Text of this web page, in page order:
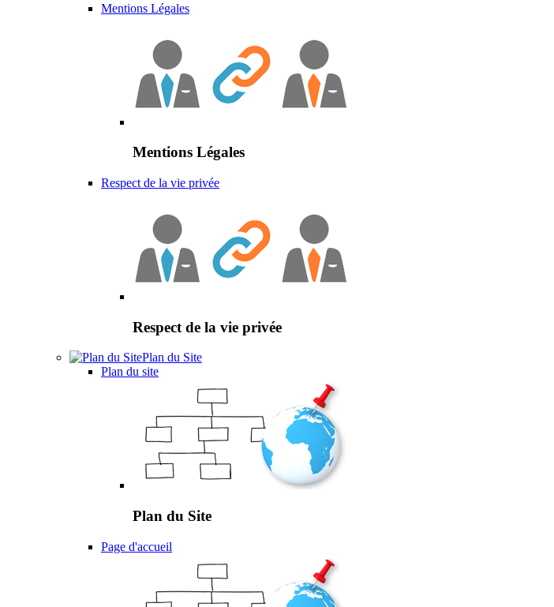
Mentions Légales
Mentions Légales
Respect de la vie privée
Respect de la vie privée
Plan du Site
Plan du site
Plan du Site
Page d'accueil